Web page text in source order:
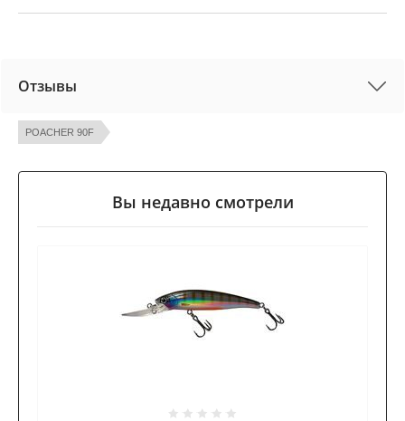
Отзывы
POACHER 90F
Вы недавно смотрели